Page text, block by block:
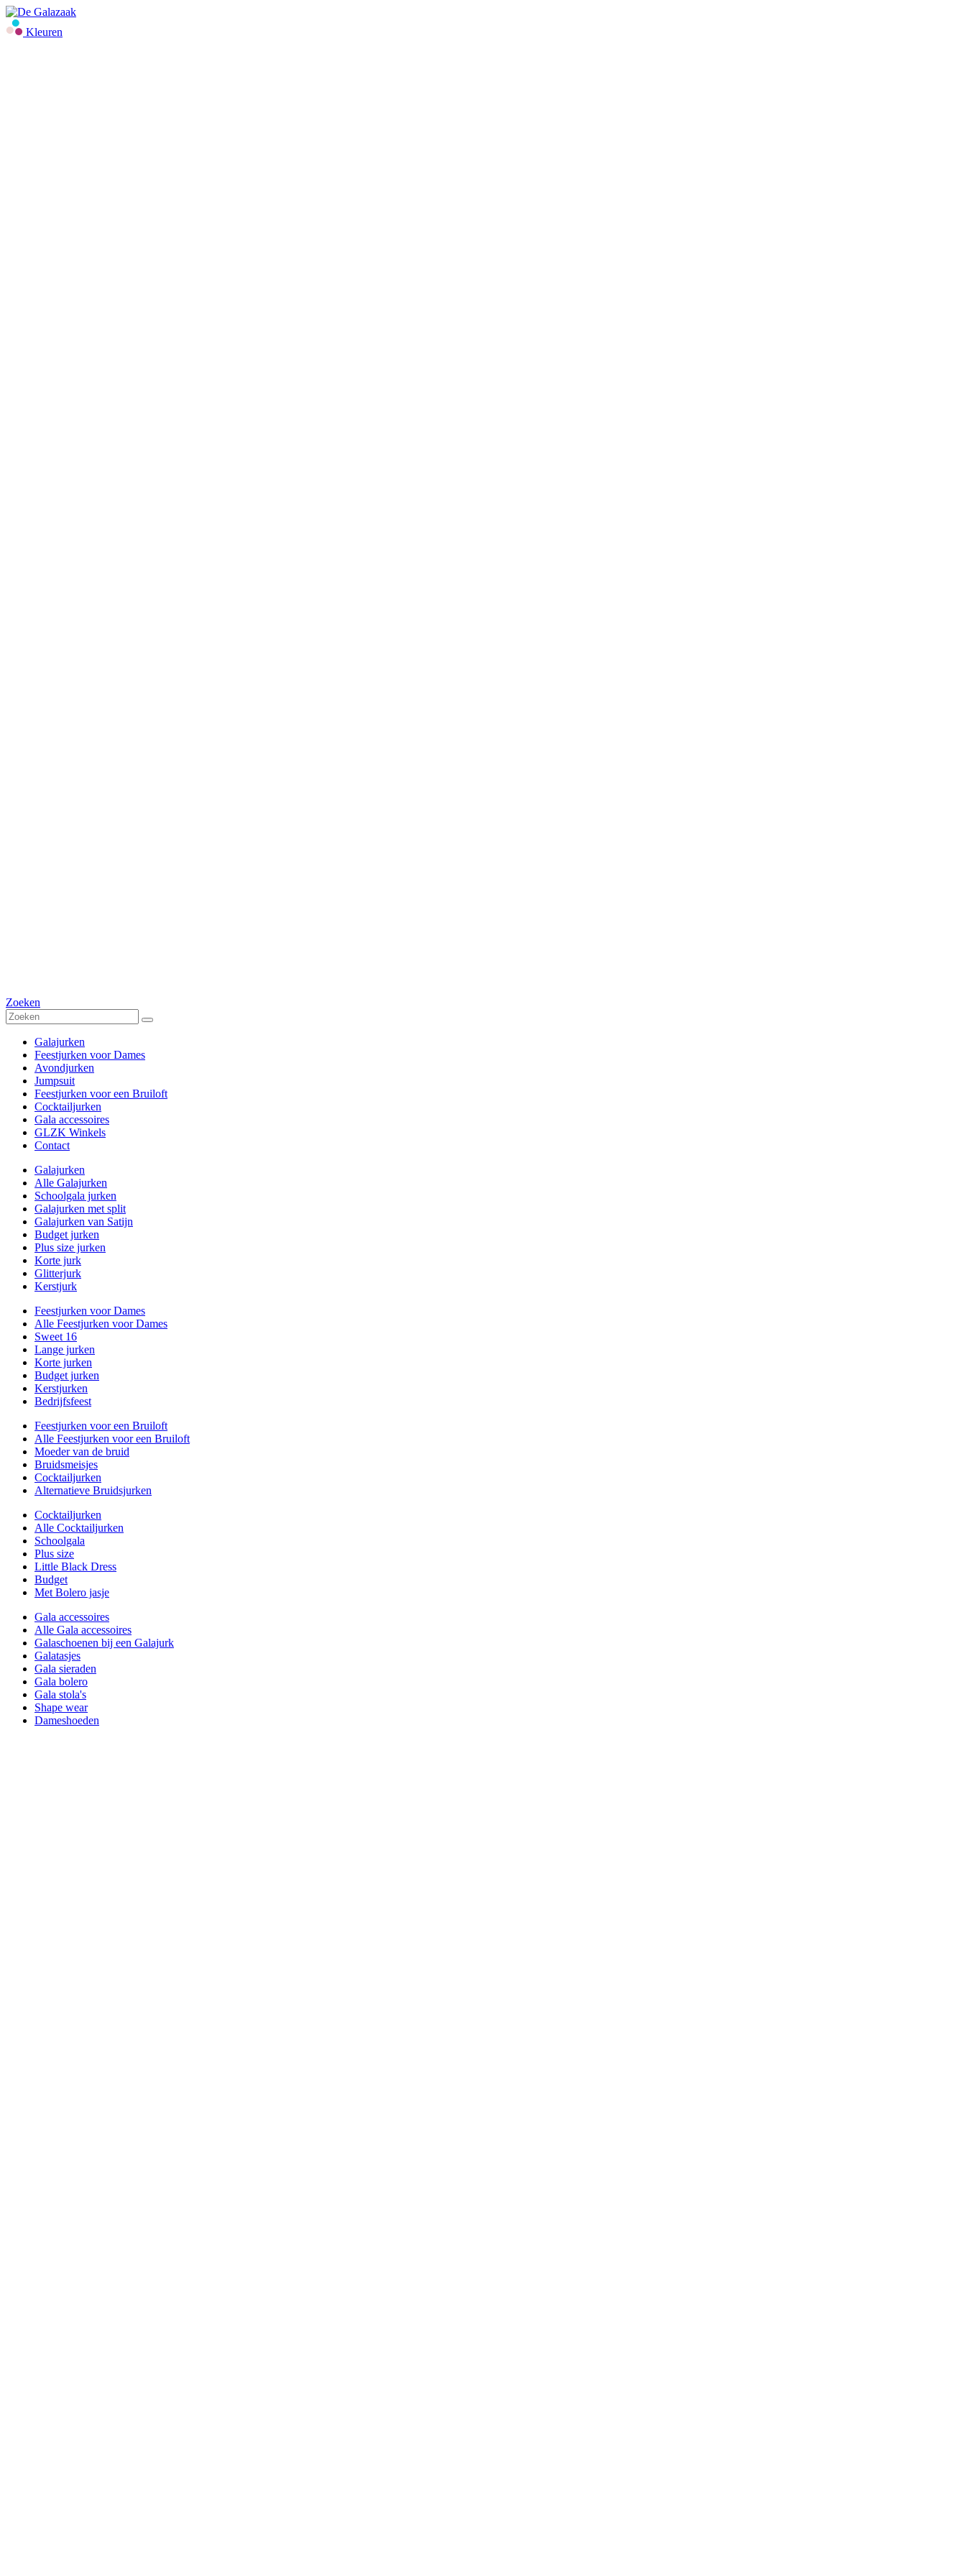
Kleuren
Zoeken
Galajurken
Feestjurken voor Dames
Avondjurken
Jumpsuit
Feestjurken voor een Bruiloft
Cocktailjurken
Gala accessoires
GLZK Winkels
Contact
Galajurken
Alle Galajurken
Schoolgala jurken
Galajurken met split
Galajurken van Satijn
Budget jurken
Plus size jurken
Korte jurk
Glitterjurk
Kerstjurk
Feestjurken voor Dames
Alle Feestjurken voor Dames
Sweet 16
Lange jurken
Korte jurken
Budget jurken
Kerstjurken
Bedrijfsfeest
Feestjurken voor een Bruiloft
Alle Feestjurken voor een Bruiloft
Moeder van de bruid
Bruidsmeisjes
Cocktailjurken
Alternatieve Bruidsjurken
Cocktailjurken
Alle Cocktailjurken
Schoolgala
Plus size
Little Black Dress
Budget
Met Bolero jasje
Gala accessoires
Alle Gala accessoires
Galaschoenen bij een Galajurk
Galatasjes
Gala sieraden
Gala bolero
Gala stola's
Shape wear
Dameshoeden